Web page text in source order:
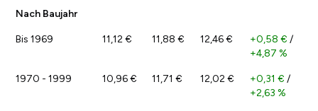
Nach Baujahr
Bis 1969 11,12 € 11,88 € 12,46 € +0,58 € /
+4,87 %
1970 - 1999 10,96 € 11,71 € 12,02 € +0,31 € /
+2,63 %